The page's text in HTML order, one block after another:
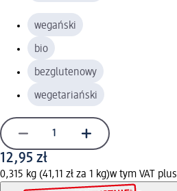
wegański
bio
bezglutenowy
wegetariański
12,95 zł
0,315 kg (41,11 zł za 1 kg)w tym VAT plus